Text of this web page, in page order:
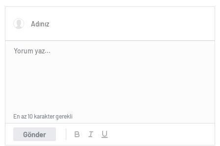
Gönder
En az 10 karakter gerekli